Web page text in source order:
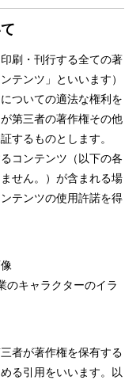
刷・刊⾏する全ての著
テンツ」といいます）
ついての適法な権利を
第三者の著作権その他
するものとします。
コンテンツ（以下の各
せん。）が含まれる場
テンツの使⽤許諾を得
のキャラクターのイラ
者が著作権を保有する
る引⽤をいいます。以